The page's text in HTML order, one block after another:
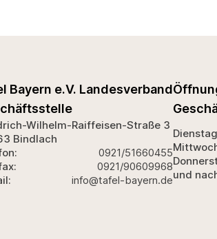
Bayern e.V. Landesverband
Wilhelm-Raiffeisen-Straße 3
Bindlach
0921/51660455
0921/90609968
info@tafel-bayern.de
Dienstag
und